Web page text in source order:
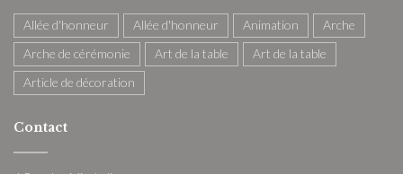
Allée d'honneur Allée d'honneur Animation
Arche
Arche de cérémonie
Art de la table
Art de la table
Article de décoration
Contact